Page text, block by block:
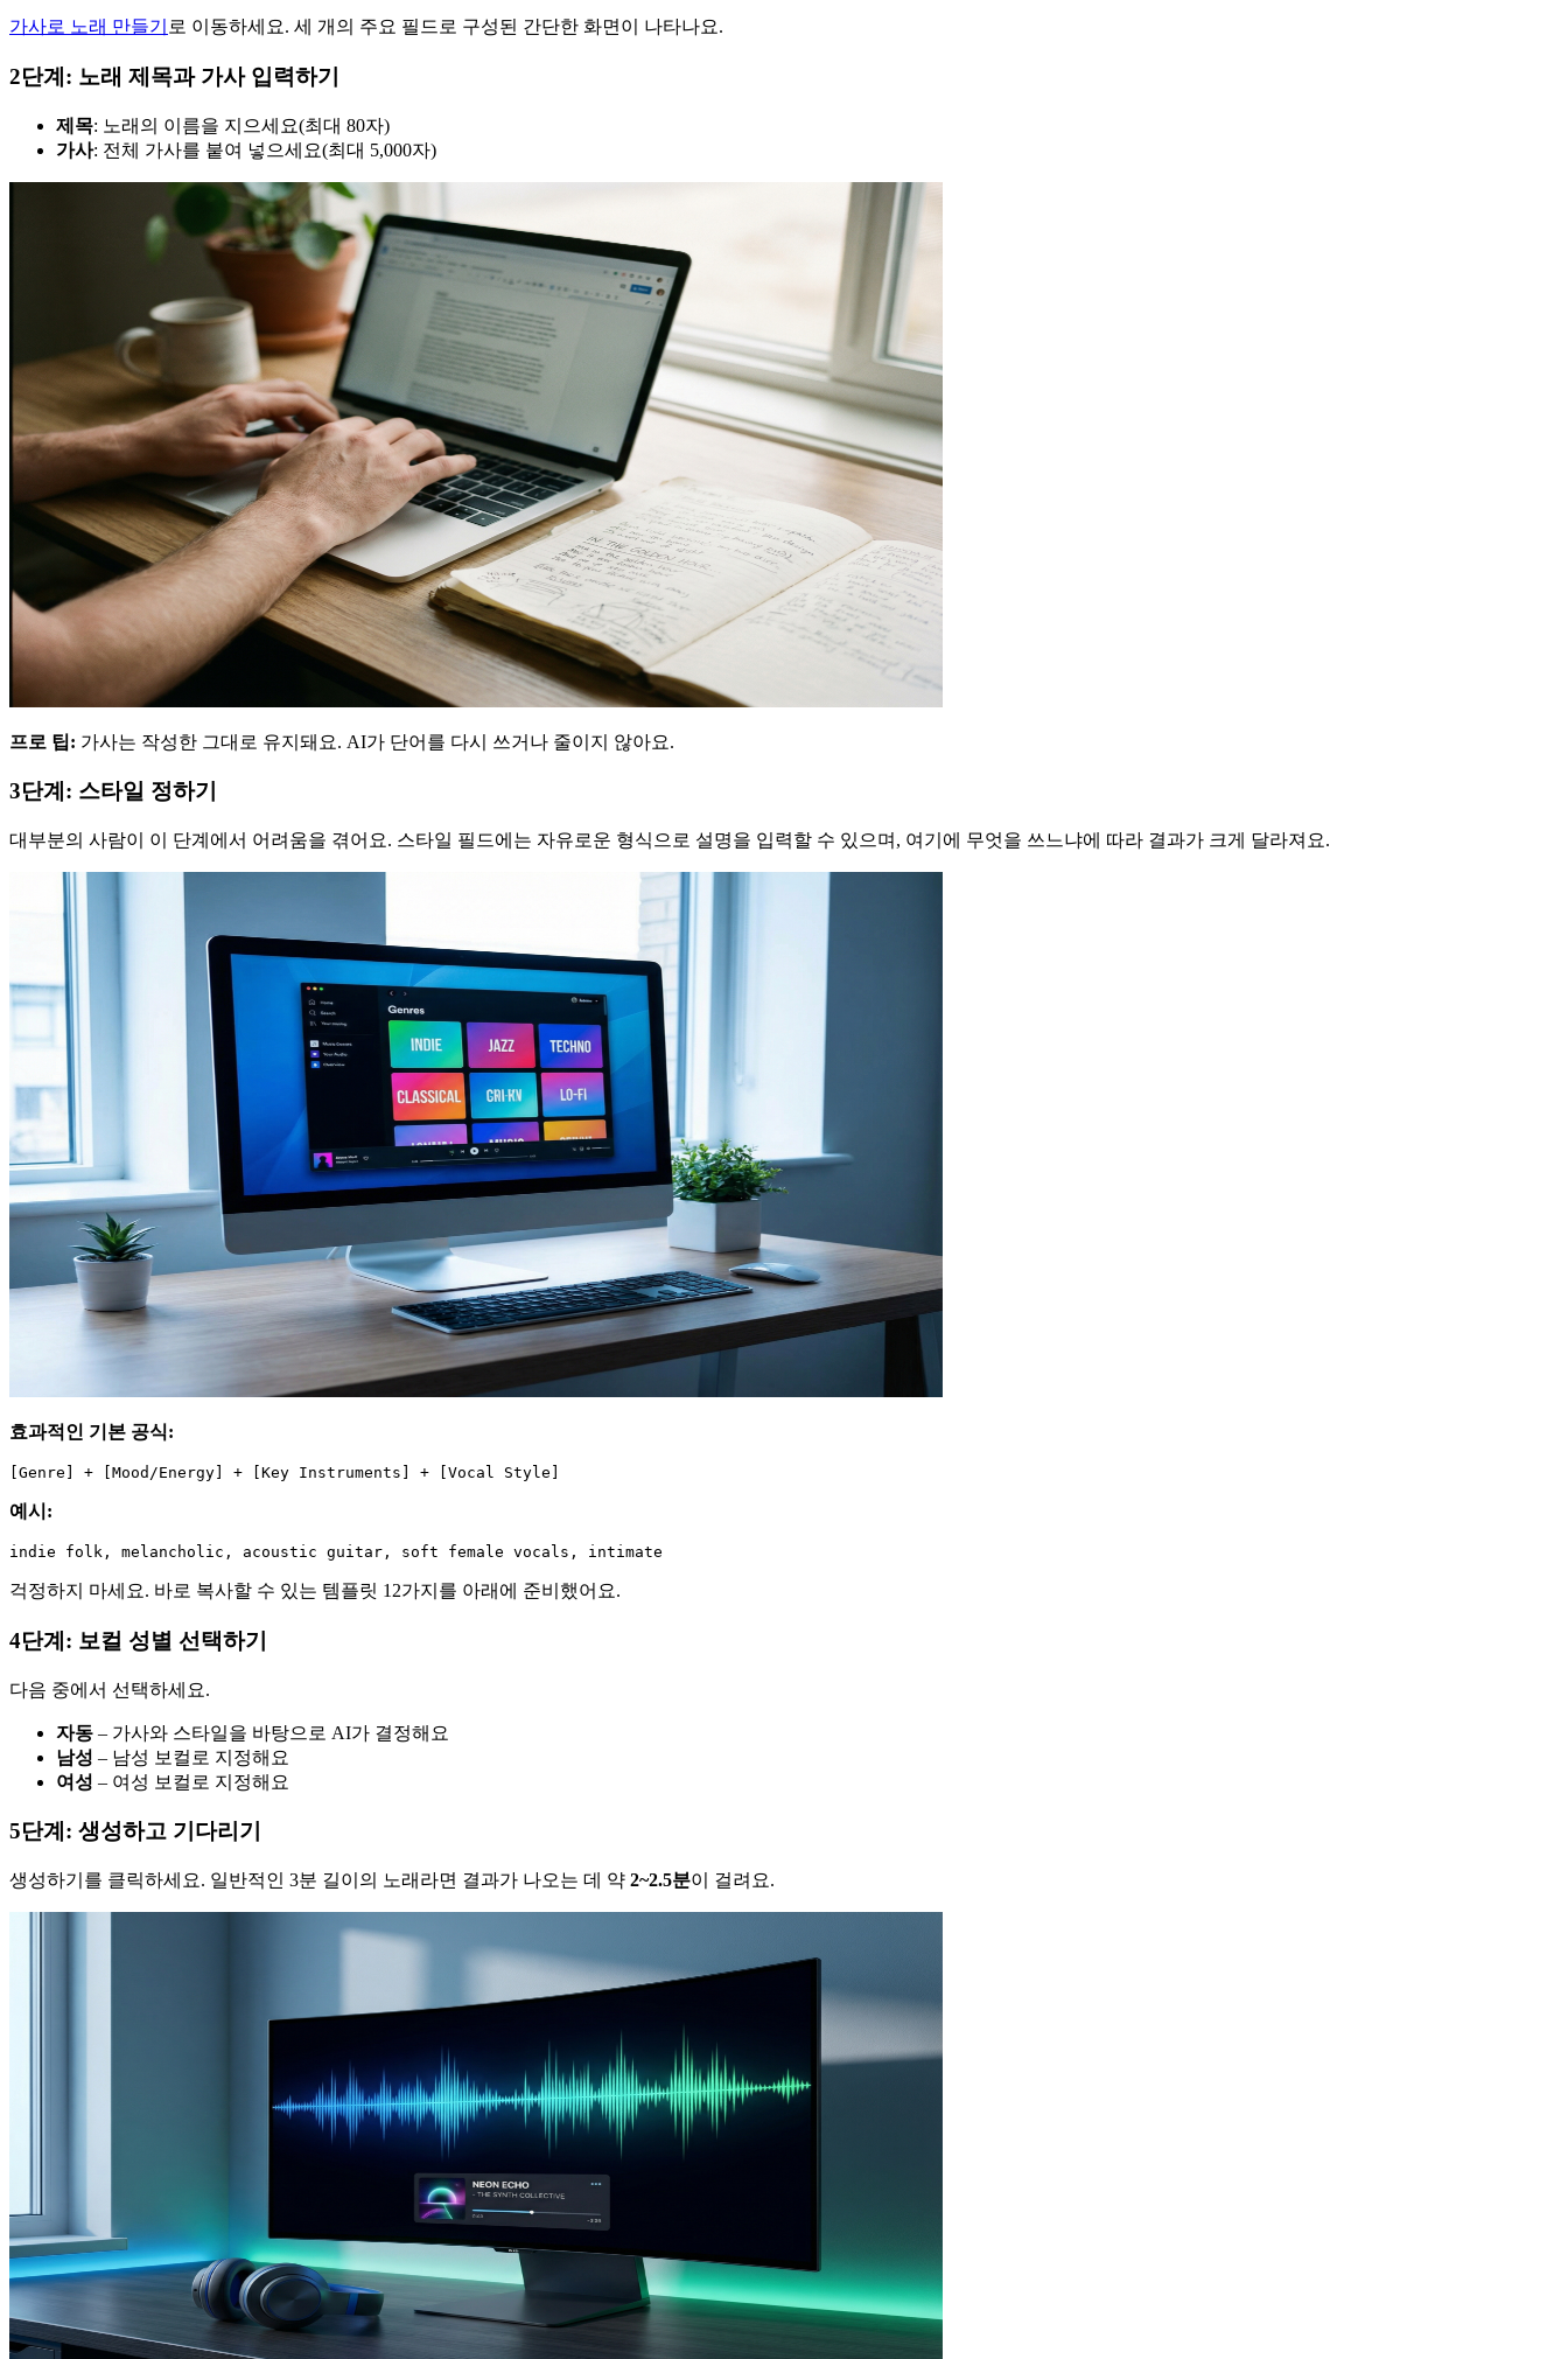
가사로 노래 만들기 로 이동하세요. 세 개의 주요 필드로 구성된 간단한 화면이 나타나요.
2단계: 노래 제목과 가사 입력하기
제목: 노래의 이름을 지으세요(최대 80자)
가사: 전체 가사를 붙여 넣으세요(최대 5,000자)
프로 팁: 가사는 작성한 그대로 유지돼요. AI가 단어를 다시 쓰거나 줄이지 않아요.
3단계: 스타일 정하기
대부분의 사람이 이 단계에서 어려움을 겪어요. 스타일 필드에는 자유로운 형식으로 설명을 입력할 수 있으며, 여기에 무엇을 쓰느냐에 따라 결과가 크게 달라져요.
효과적인 기본 공식:
예시:
걱정하지 마세요. 바로 복사할 수 있는 템플릿 12가지를 아래에 준비했어요.
4단계: 보컬 성별 선택하기
다음 중에서 선택하세요.
자동 – 가사와 스타일을 바탕으로 AI가 결정해요
남성 – 남성 보컬로 지정해요
여성 – 여성 보컬로 지정해요
5단계: 생성하고 기다리기
생성하기를 클릭하세요. 일반적인 3분 길이의 노래라면 결과가 나오는 데 약 2~2.5분이 걸려요.